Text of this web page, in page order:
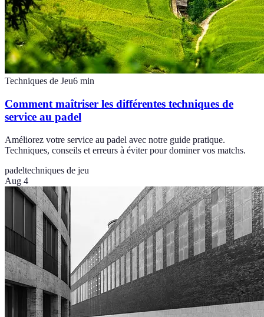
Techniques de Jeu6 min
Comment maîtriser les différentes techniques de
service au padel
Améliorez votre service au padel avec notre guide pratique.
Techniques, conseils et erreurs à éviter pour dominer vos matchs.
padeltechniques de jeu
Aug 4